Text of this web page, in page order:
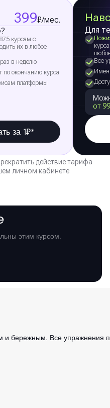
399₽/мес.
курсам с
их в любое
в неделю
по окончанию курса
платформы
за 1₽*
Для
Все
от
действие тарифа
личном кабинете
этим курсом,
и бережным. Все упражнения